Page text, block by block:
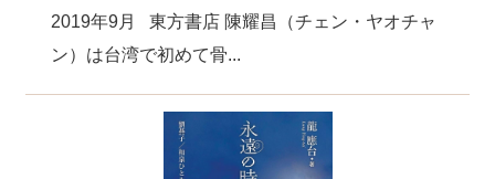
2019年9月 東方書店 陳耀昌（チェン・ヤオチャ
ン）は台湾で初めて骨...